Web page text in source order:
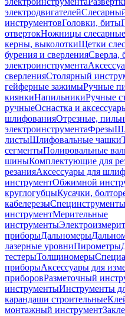
электродвигателей
инструментовГоловки, биты
отвертокНожницы слесарные
керны, выколоткиЩетки
бурения и сверленияСверла,
электроинструмента
сверленияСтолярный
гейферные зажимыРучные
киянкиНапильникиРучные
ручныеОснастка и
шлифованияОтрезные,
электроинструментаФрезы
листыШлифовальные чашки
сегментыПолировальные
шиныКомплектующие для
резанияАксессуары для
инструментОбжимной
круглогубцыКусачки,
кабелерезыСпецинструменты
инструментМерительные
инструменты
приборыДальномеры
лазерные уровниПирометры
тестерыТолщиномеры
приборыАксессуары для
приборовРазметочный
инструментыИнструменты
карандаши строительные
монтажный инструмент